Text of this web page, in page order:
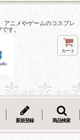
アニメやゲームのコスプレ
す。
カート
新規登録 商品検索